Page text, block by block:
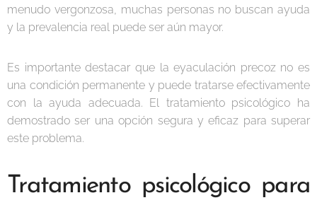
menudo vergonzosa, muchas personas no buscan ayuda
y la prevalencia real puede ser aún mayor.
Es importante destacar que la eyaculación precoz no es
una condición permanente y puede tratarse efectivamente
con la ayuda adecuada. El tratamiento psicológico ha
demostrado ser una opción segura y eficaz para superar
este problema.
Tratamiento psicológico para